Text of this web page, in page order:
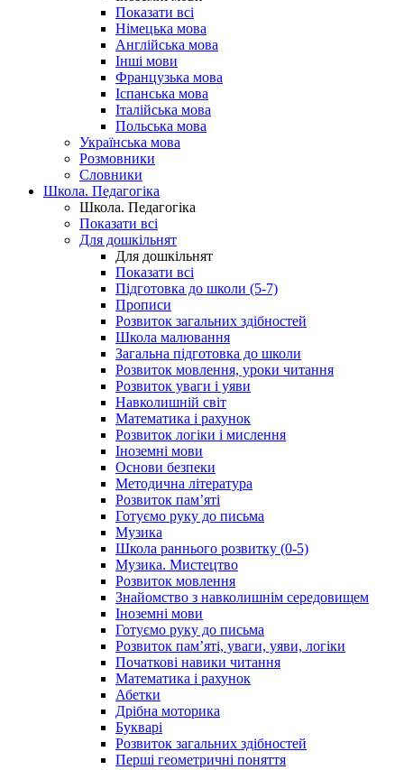
Показати всі
Німецька мова
Англійська мова
Інші мови
Французька мова
Іспанська мова
Італійська мова
Польська мова
Українська мова
Розмовники
Словники
Школа. Педагогіка
Школа. Педагогіка
Показати всі
Для дошкільнят
Для дошкільнят
Показати всі
Підготовка до школи (5-7)
Прописи
Розвиток загальних здібностей
Школа малювання
Загальна підготовка до школи
Розвиток мовлення, уроки читання
Розвиток уваги і уяви
Навколишній світ
Математика і рахунок
Розвиток логіки і мислення
Іноземні мови
Основи безпеки
Методична література
Розвиток пам’яті
Готуємо руку до письма
Музика
Школа раннього розвитку (0-5)
Музика. Мистецтво
Розвиток мовлення
Знайомство з навколишнім середовищем
Іноземні мови
Готуємо руку до письма
Розвиток пам’яті, уваги, уяви, логіки
Початкові навики читання
Математика і рахунок
Абетки
Дрібна моторика
Букварі
Розвиток загальних здібностей
Перші геометричні поняття